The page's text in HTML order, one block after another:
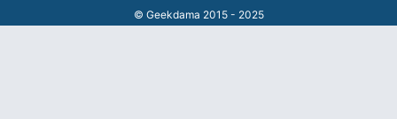
© Geekdama 2015 - 2025